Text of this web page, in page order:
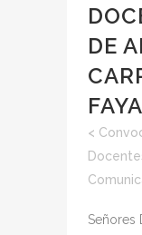
DE
<
Señores